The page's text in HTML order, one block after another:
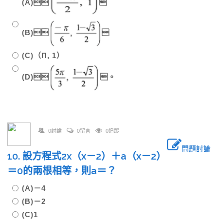
(A) 
(B) 
(C)（Π, 1）
(D) 。
0討論 0留言 0追蹤
問題討論
10. 設方程式2x（x－2）＋a（x－2）
＝0的兩根相等，則a＝？
(A)－4
(B)－2
(C)1